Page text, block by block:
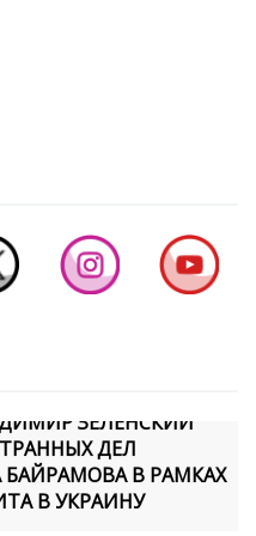
И ПАКИСТАН
СОВМЕСТНОЙ
МОРЯ НЕ
КОНФЛИКТА
ОТНОШЕНИЯ
ЗЕЛЕНСКИЙ
ДЕЛ
В РАМКАХ
В УКРАИНУ